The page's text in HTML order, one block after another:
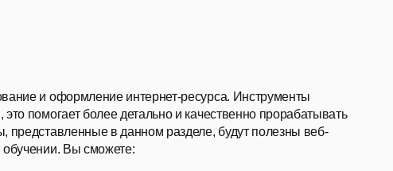
и оформление интернет-ресурса. Инструменты
помогает более детально и качественно прорабатывать
в данном разделе, будут полезны веб-
обучении. Вы сможете: